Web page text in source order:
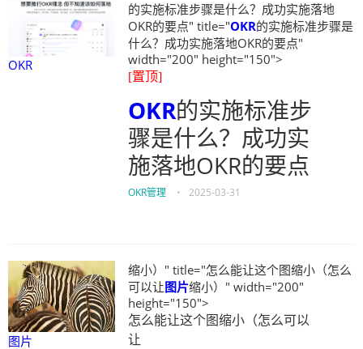
OKR
的实施标准步骤是什么？成功实施落地
OKR的要点" title="OKR的实施标准步骤是
什么？成功实施落地OKR的要点"
width="200" height="150">
[置顶]
OKR的实施标准步
骤是什么？成功实
施落地OKR的要点
OKR管理 • 2025-03-31
图片
缩小）" title="怎么能让这个图缩小（怎么
可以让图片缩小）" width="200"
height="150">
怎么能让这个图缩小（怎么可以
让